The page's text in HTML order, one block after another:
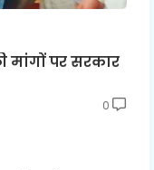
मांगों पर सरकार
0